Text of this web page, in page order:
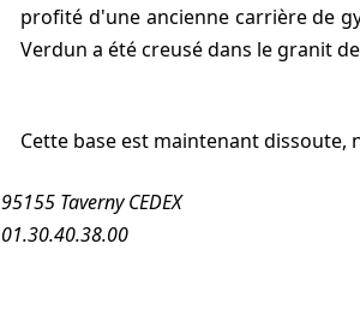
profité d'une ancienne carrière de
Verdun a été creusé dans le granit
Cette base est maintenant dissoute,
95155 Taverny CEDEX
01.30.40.38.00